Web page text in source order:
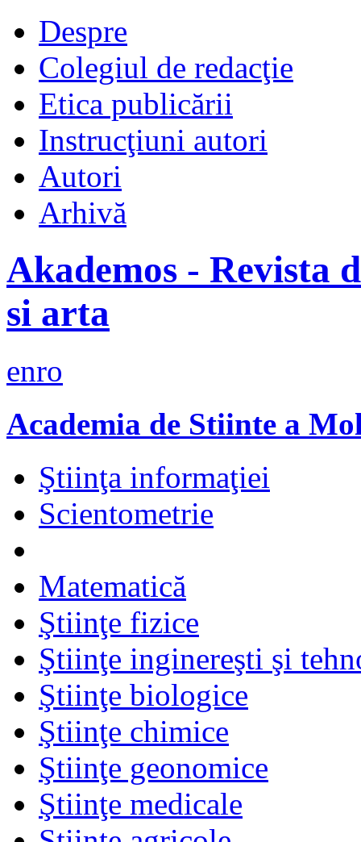
Despre
Colegiul de redacţie
Etica publicării
Instrucţiuni autori
Autori
Arhivă
Akademos - Revista
si arta
enro
Academia de Stiinte a
Ştiinţa informaţiei
Scientometrie
Matematică
Ştiinţe fizice
Ştiinţe inginereşti şi
Ştiinţe biologice
Ştiinţe chimice
Ştiinţe geonomice
Ştiinţe medicale